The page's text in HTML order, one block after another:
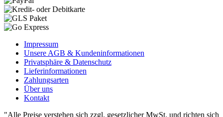
Impressum
Unsere AGB & Kundeninformationen
Privatsphäre & Datenschutz
Lieferinformationen
Zahlungsarten
Über uns
Kontakt
"Alle Preise verstehen sich zzgl. gesetzlicher MwSt. und richten sich